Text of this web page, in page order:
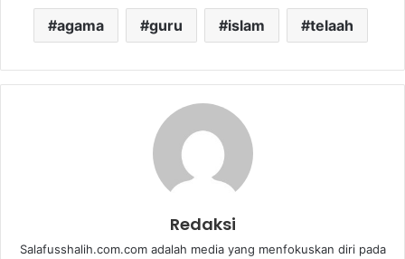
agama guru islam telaah
Redaksi
Salafusshalih.com.com adalah media yang menfokuskan diri pada